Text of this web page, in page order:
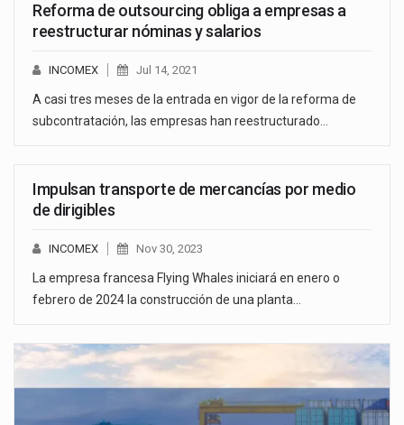
Reforma de outsourcing obliga a empresas a
reestructurar nóminas y salarios
INCOMEX Jul 14, 2021
A casi tres meses de la entrada en vigor de la reforma de
subcontratación, las empresas han reestructurado…
Impulsan transporte de mercancías por medio
de dirigibles
INCOMEX Nov 30, 2023
La empresa francesa Flying Whales iniciará en enero o
febrero de 2024 la construcción de una planta…